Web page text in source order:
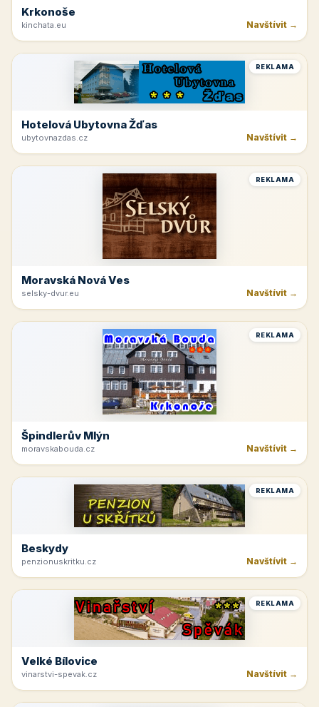
Krkonoše
kinchata.eu Navštívit →
REKLAMA
Hotelová Ubytovna Žďas
ubytovnazdas.cz Navštívit →
REKLAMA
Moravská Nová Ves
selsky-dvur.eu Navštívit →
REKLAMA
Špindlerův Mlýn
moravskabouda.cz Navštívit →
REKLAMA
Beskydy
penzionuskritku.cz Navštívit →
REKLAMA
Velké Bílovice
vinarstvi-spevak.cz Navštívit →